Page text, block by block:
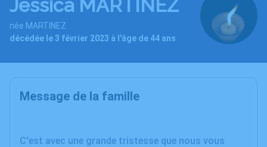
Jessica MARTINEZ
née MARTINEZ
décédée le 3 février 2023 à l'âge de 44 ans
Message de la famille
C'est avec une grande tristesse que nous vous